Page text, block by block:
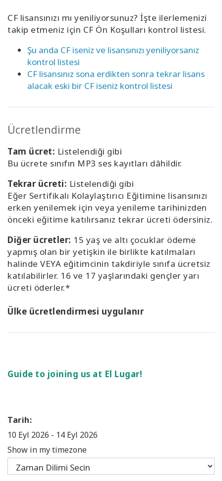
CF lisansınızı mı yeniliyorsunuz? İşte ilerlemenizi
takip etmeniz için CF Ön Koşulları kontrol listesi.
Şu anda CF iseniz ve lisansınızı yeniliyorsanız
kontrol listesi
CF lisansınız sona erdikten sonra tekrar lisans
alacak eski bir CF iseniz kontrol listesi
Ücretlendirme
Tam ücret: Listelendiği gibi
Bu ücrete sınıfın MP3 ses kayıtları dâhildir.
Tekrar ücreti: Listelendiği gibi
Eğer Sertifikalı Kolaylaştırıcı Eğitimine lisansınızı
erken yenilemek için veya yenileme tarihinizden
önceki eğitime katılırsanız tekrar ücreti ödersiniz.
Diğer ücretler: 15 yaş ve altı çocuklar ödeme
yapmış olan bir yetişkin ile birlikte katılmaları
halinde VEYA eğitimcinin takdiriyle sınıfa ücretsiz
katılabilirler. 16 ve 17 yaşlarındaki gençler yarı
ücreti öderler.*
Ülke ücretlendirmesi uygulanır
Guide to joining us at El Lugar!
Tarih:
10 Eyl 2026 - 14 Eyl 2026
Show in my timezone